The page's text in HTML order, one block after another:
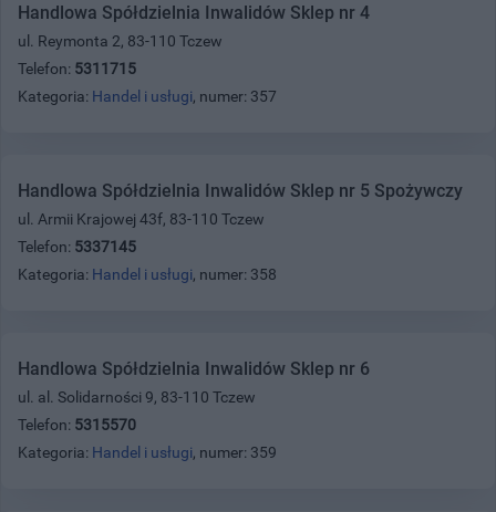
Handlowa Spółdzielnia Inwalidów Sklep nr 4
ul. Reymonta 2, 83-110 Tczew
Telefon: 5311715
Kategoria: Handel i usługi, numer: 357
Handlowa Spółdzielnia Inwalidów Sklep nr 5 Spożywczy
ul. Armii Krajowej 43f, 83-110 Tczew
Telefon: 5337145
Kategoria: Handel i usługi, numer: 358
Handlowa Spółdzielnia Inwalidów Sklep nr 6
ul. al. Solidarności 9, 83-110 Tczew
Telefon: 5315570
Kategoria: Handel i usługi, numer: 359